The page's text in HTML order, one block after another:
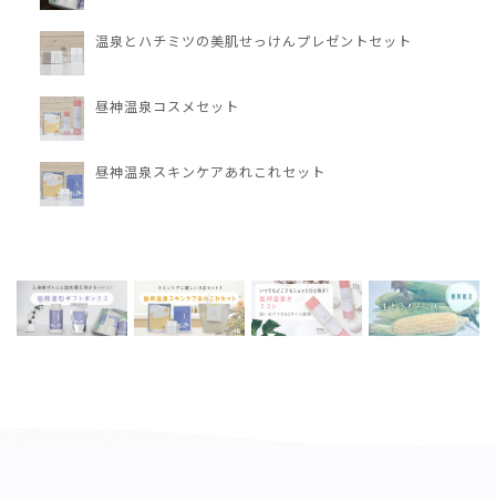
温泉とハチミツの美肌せっけんプレゼントセット
昼神温泉コスメセット
昼神温泉スキンケアあれこれセット